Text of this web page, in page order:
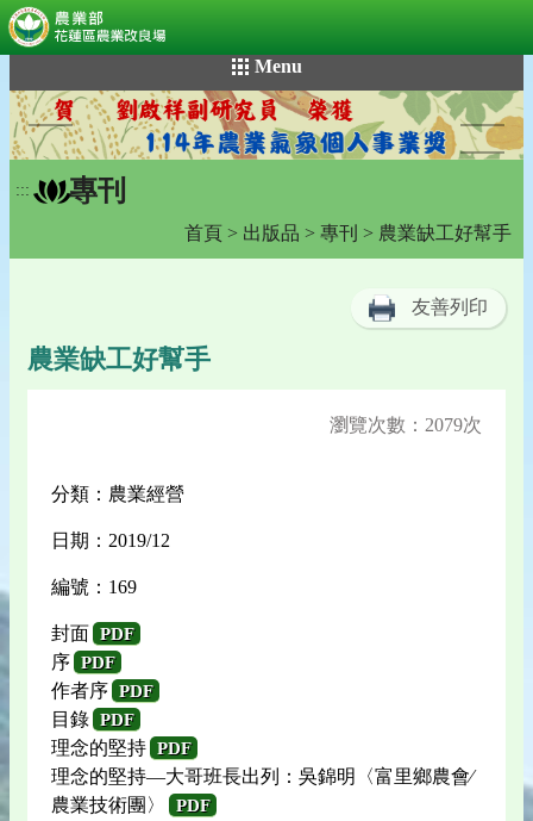
到
主
要
內
容
Menu
::: 專刊
首頁 > 出版品 > 專刊 > 農業缺工好幫手
友善列印
農業缺工好幫手
瀏覽次數：2079次
分類：農業經營
日期：2019/12
編號：169
封面 PDF
序 PDF
作者序 PDF
目錄 PDF
理念的堅持 PDF
理念的堅持—大哥班長出列：吳錦明〈富里鄉農會∕
農業技術團〉
PDF